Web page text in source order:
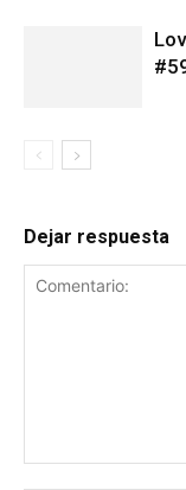
Dejar respuesta